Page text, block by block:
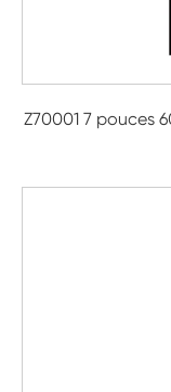
Z70001 7 pouces